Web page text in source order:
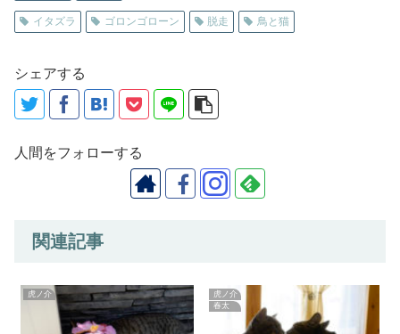
イタズラ ゴロンゴローン 脱走 鳥と猫
シェアする
人間をフォローする
関連記事
虎ノ介
虎ノ介
春太